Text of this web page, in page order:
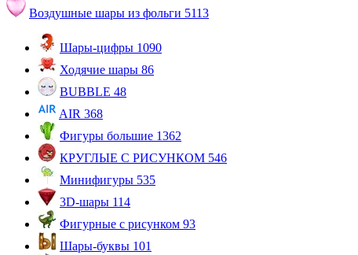
Воздушные шары из фольги 5113
Шары-цифры 1090
Ходячие шары 86
BUBBLE 48
AIR 368
Фигуры большие 1362
КРУГЛЫЕ С РИСУНКОМ 546
Минифигуры 535
3D-шары 114
Фигурные с рисунком 93
Шары-буквы 101